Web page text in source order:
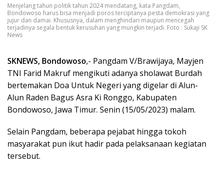
Menjelang tahun politik tahun 2024 mendatang, kata Pangdam,
Bondowoso harus bisa menjadi poros terciptanya pesta demokrasi yang
jujur dan damai. Khususnya, dalam menghindari maupun mencegah
terjadinya segala bentuk kerusuhan yang mungkin terjadi. Foto : Sukaji SK
News
SKNEWS, Bondowoso,- Pangdam V/Brawijaya, Mayjen
TNI Farid Makruf mengikuti adanya sholawat Burdah
bertemakan Doa Untuk Negeri yang digelar di Alun-
Alun Raden Bagus Asra Ki Ronggo, Kabupaten
Bondowoso, Jawa Timur. Senin (15/05/2023) malam.
Selain Pangdam, beberapa pejabat hingga tokoh
masyarakat pun ikut hadir pada pelaksanaan kegiatan
tersebut.